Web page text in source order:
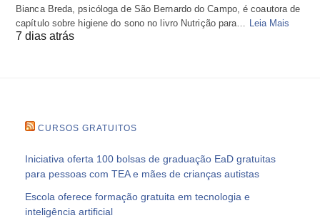
Bianca Breda, psicóloga de São Bernardo do Campo, é coautora de
capítulo sobre higiene do sono no livro Nutrição para…
Leia Mais
7 dias atrás
CURSOS GRATUITOS
Iniciativa oferta 100 bolsas de graduação EaD gratuitas
para pessoas com TEA e mães de crianças autistas
Escola oferece formação gratuita em tecnologia e
inteligência artificial